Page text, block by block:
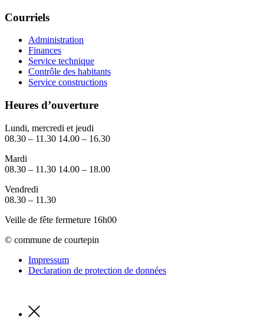
Courriels
Administration
Finances
Service technique
Contrôle des habitants
Service constructions
Heures d’ouverture
Lundi, mercredi et jeudi
08.30 – 11.30 14.00 – 16.30
Mardi
08.30 – 11.30 14.00 – 18.00
Vendredi
08.30 – 11.30
Veille de fête fermeture 16h00
© commune de courtepin
Impressum
Declaration de protection de données